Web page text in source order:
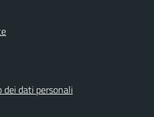
dati personali